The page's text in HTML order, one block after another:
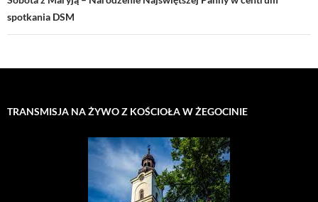
spotkania DSM
TRANSMISJA NA ŻYWO Z KOŚCIOŁA W ŻEGOCINIE